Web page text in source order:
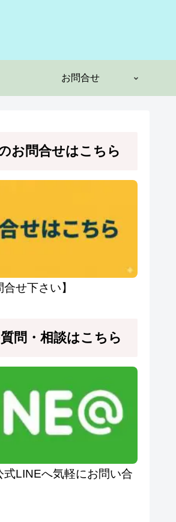
お問合せ
お問合せはこちら
合せ下さい】
問・相談はこちら
式LINEへ気軽にお問い合